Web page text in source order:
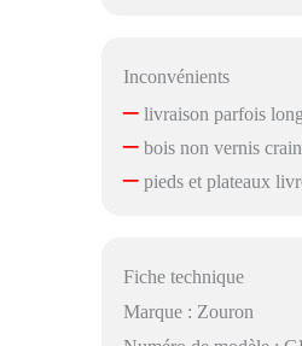
Inconvénients
–livraison parfois
–bois non vernis
–pieds et plateaux
Fiche technique
Marque : Zouron